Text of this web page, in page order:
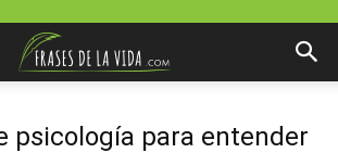
psicología para entender